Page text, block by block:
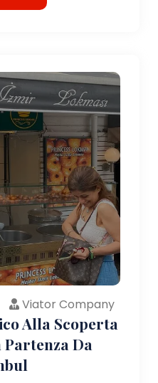
Viator Company
Alla Scoperta
Partenza Da